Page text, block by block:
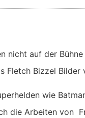
nicht auf der
Fletch Bizzel Bilder
wie
die Arbeiten von